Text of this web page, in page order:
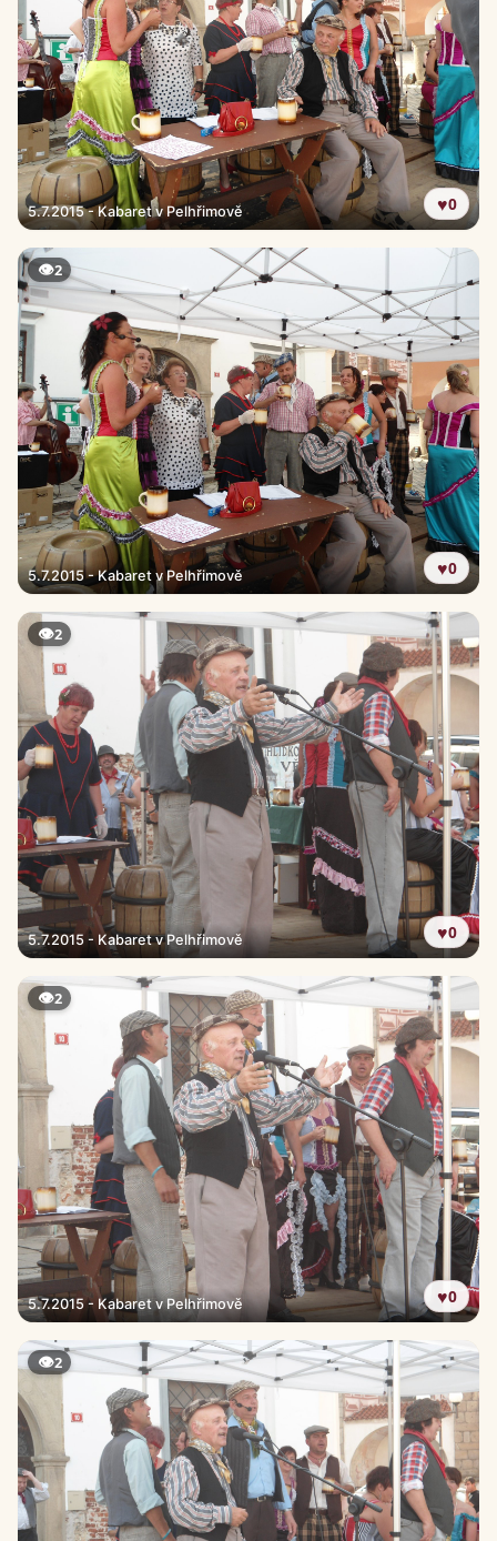
5.7.2015 - Kabaret v Pelhřimově ♥0
5.7.2015 - Kabaret v Pelhřimově
👁2
♥0
5.7.2015 - Kabaret v Pelhřimově
👁2
♥0
5.7.2015 - Kabaret v Pelhřimově
👁2
♥0
👁2